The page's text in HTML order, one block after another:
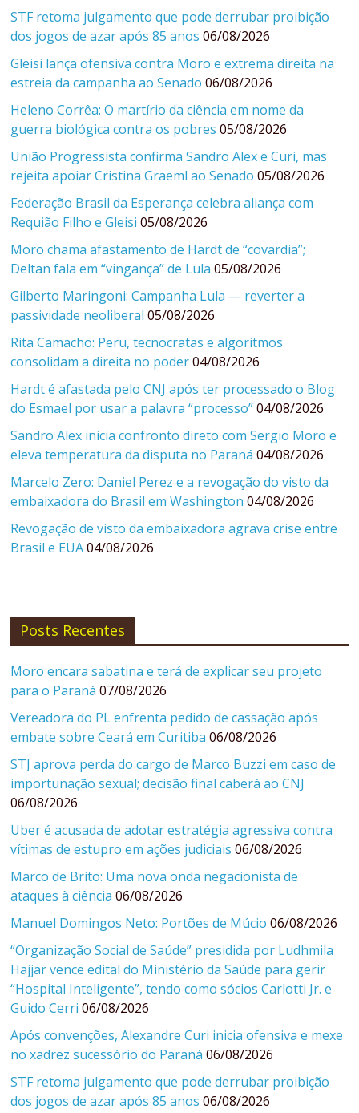
STF retoma julgamento que pode derrubar proibição
dos jogos de azar após 85 anos 06/08/2026
Gleisi lança ofensiva contra Moro e extrema direita na
estreia da campanha ao Senado 06/08/2026
Heleno Corrêa: O martírio da ciência em nome da
guerra biológica contra os pobres 05/08/2026
União Progressista confirma Sandro Alex e Curi, mas
rejeita apoiar Cristina Graeml ao Senado 05/08/2026
Federação Brasil da Esperança celebra aliança com
Requião Filho e Gleisi 05/08/2026
Moro chama afastamento de Hardt de “covardia”;
Deltan fala em “vingança” de Lula 05/08/2026
Gilberto Maringoni: Campanha Lula — reverter a
passividade neoliberal 05/08/2026
Rita Camacho: Peru, tecnocratas e algoritmos
consolidam a direita no poder 04/08/2026
Hardt é afastada pelo CNJ após ter processado o Blog
do Esmael por usar a palavra “processo” 04/08/2026
Sandro Alex inicia confronto direto com Sergio Moro e
eleva temperatura da disputa no Paraná 04/08/2026
Marcelo Zero: Daniel Perez e a revogação do visto da
embaixadora do Brasil em Washington 04/08/2026
Revogação de visto da embaixadora agrava crise entre
Brasil e EUA 04/08/2026
Posts Recentes
Moro encara sabatina e terá de explicar seu projeto
para o Paraná 07/08/2026
Vereadora do PL enfrenta pedido de cassação após
embate sobre Ceará em Curitiba 06/08/2026
STJ aprova perda do cargo de Marco Buzzi em caso de
importunação sexual; decisão final caberá ao CNJ
06/08/2026
Uber é acusada de adotar estratégia agressiva contra
vítimas de estupro em ações judiciais 06/08/2026
Marco de Brito: Uma nova onda negacionista de
ataques à ciência 06/08/2026
Manuel Domingos Neto: Portões de Múcio 06/08/2026
“Organização Social de Saúde” presidida por Ludhmila
Hajjar vence edital do Ministério da Saúde para gerir
“Hospital Inteligente”, tendo como sócios Carlotti Jr. e
Guido Cerri 06/08/2026
Após convenções, Alexandre Curi inicia ofensiva e mexe
no xadrez sucessório do Paraná 06/08/2026
STF retoma julgamento que pode derrubar proibição
dos jogos de azar após 85 anos 06/08/2026